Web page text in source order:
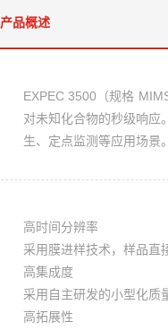
产品概述
EXPEC 3500（规格
对未知化合物的秒级响应
生、定点监测等应用场景。
高时间分辨率
采用膜进样技术，样品直
高集成度
采用自主研发的小型化质
高拓展性